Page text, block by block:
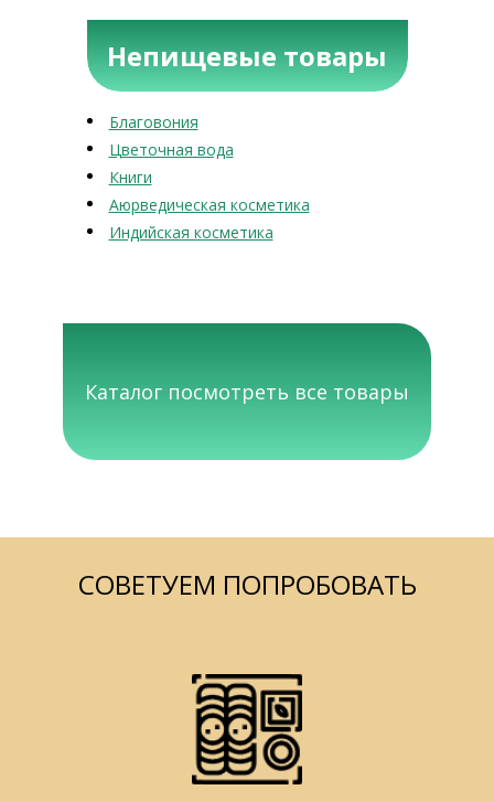
Непищевые товары
Благовония
Цветочная вода
Книги
Аюрведическая косметика
Индийская косметика
Каталог посмотреть все товары
СОВЕТУЕМ ПОПРОБОВАТЬ